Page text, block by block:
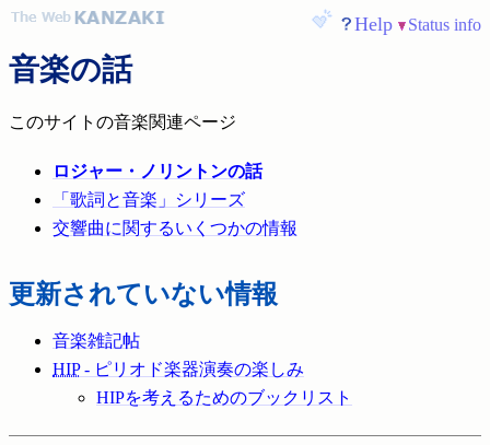
Help Status info
音楽の話
このサイトの音楽関連ページ
ロジャー・ノリントンの話
「歌詞と音楽」シリーズ
交響曲に関するいくつかの情報
更新されていない情報
音楽雑記帖
HIP- ピリオド楽器演奏の楽しみ
HIPを考えるためのブックリスト